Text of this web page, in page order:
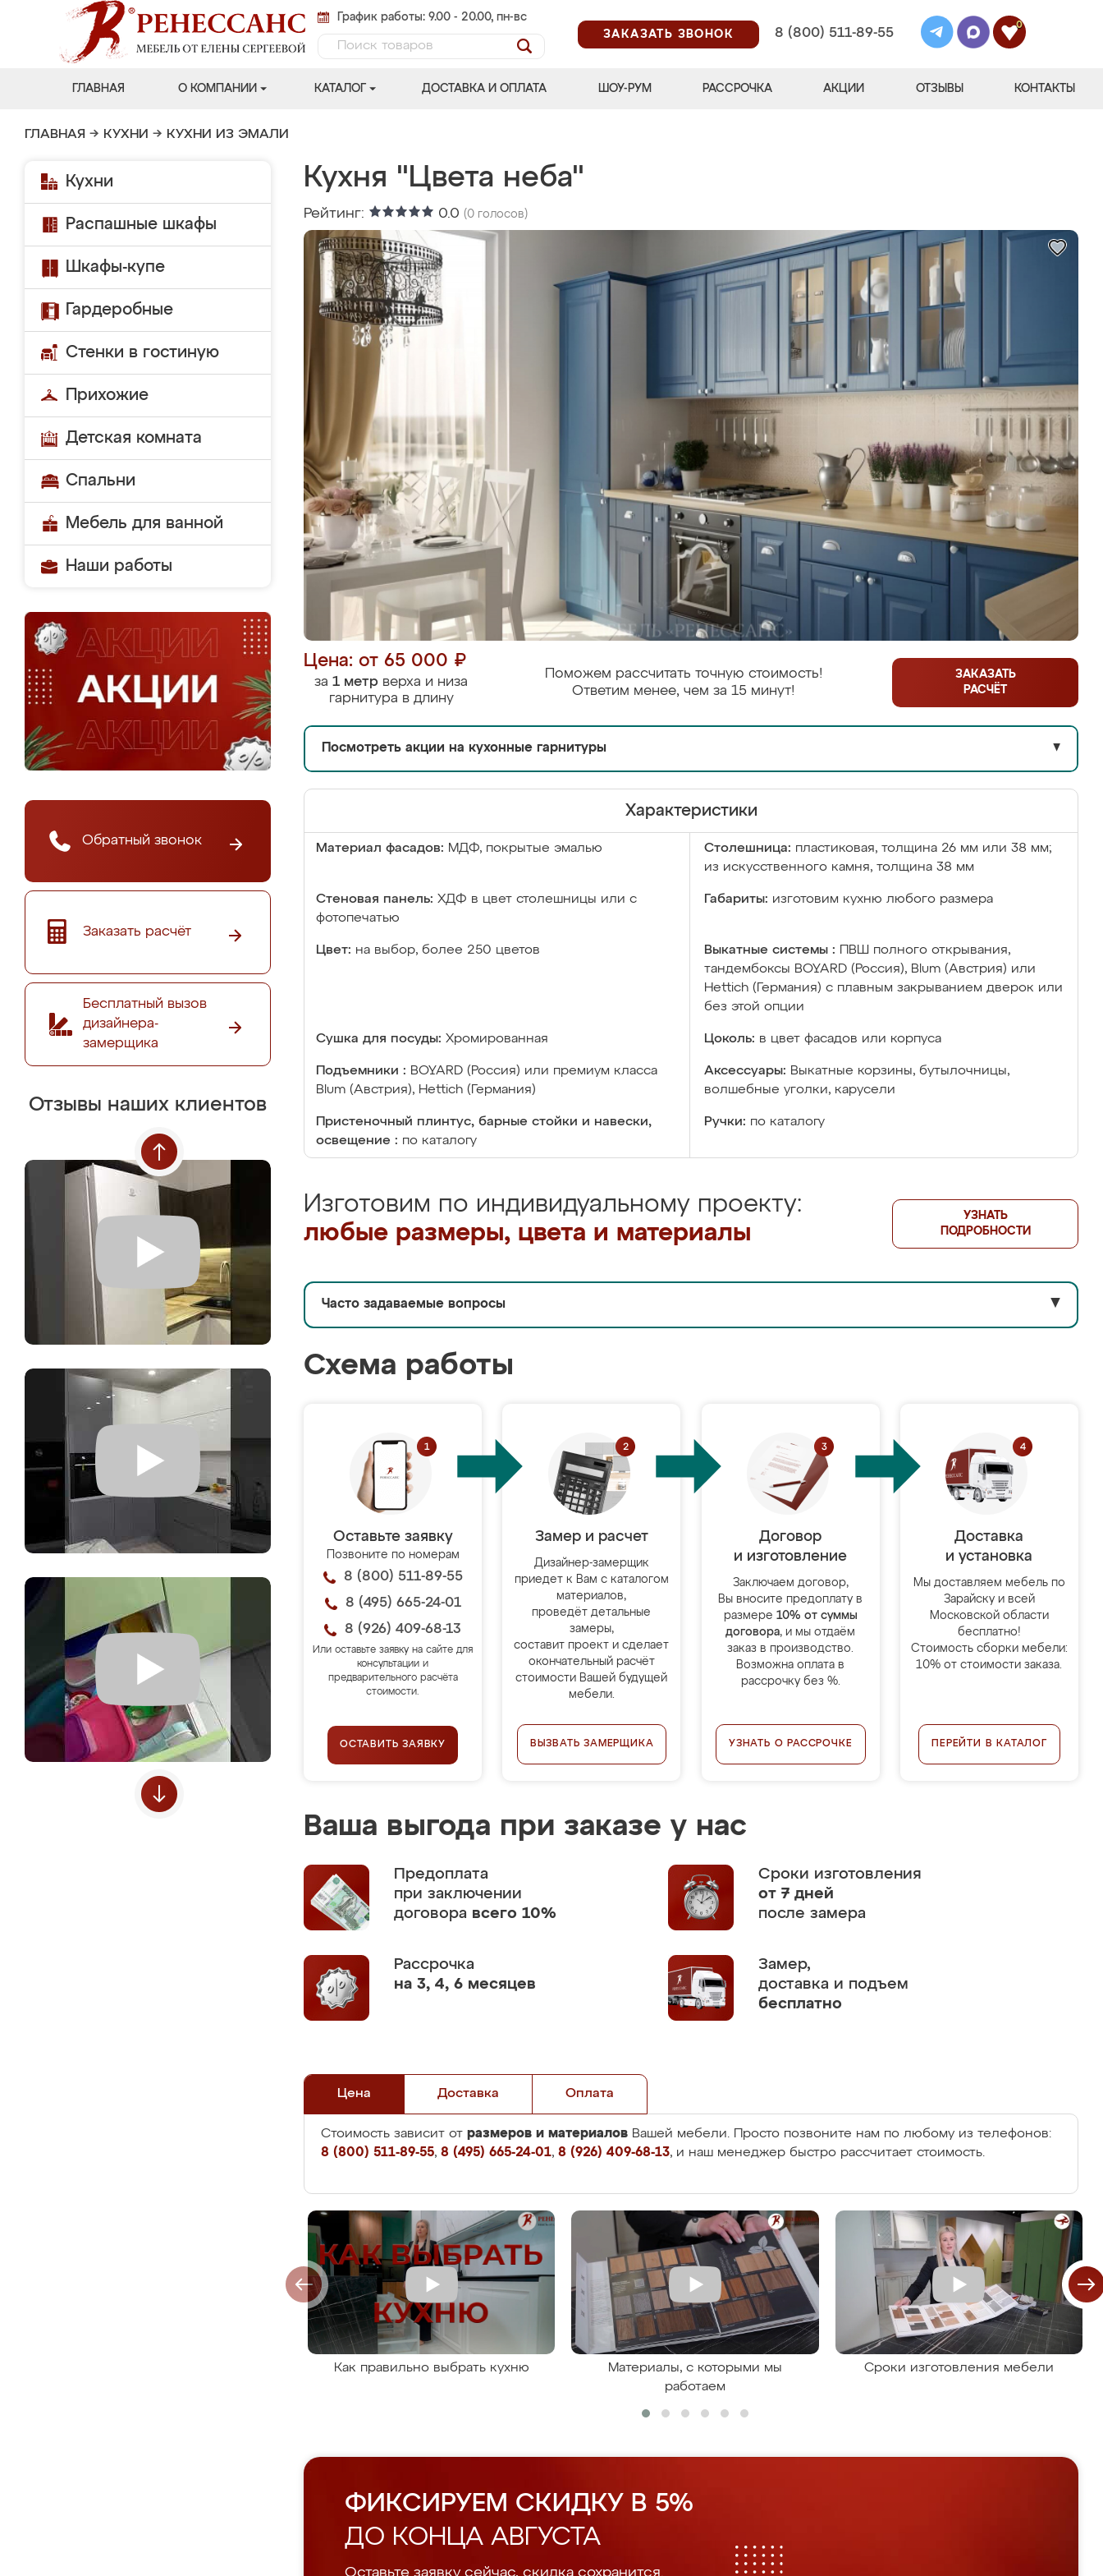
График работы: 9.00 - 20.00, пн-вс
ЗАКАЗАТЬ ЗВОНОК
8 (800) 511-89-55
0
ГЛАВНАЯ О КОМПАНИИ КАТАЛОГ ДОСТАВКА И ОПЛАТА ШОУ-РУМ РАССРОЧКА АКЦИИ ОТЗЫВЫ КОНТАКТЫ
ГЛАВНАЯ → КУХНИ → КУХНИ ИЗ ЭМАЛИ
Кухни
Распашные шкафы
Шкафы-купе
Гардеробные
Стенки в гостиную
Прихожие
Детская комната
Спальни
Мебель для ванной
Наши работы
Обратный звонок
Заказать расчёт
Бесплатный вызов
дизайнера-
замерщика
Отзывы наших клиентов
Кухня "Цвета неба"
Рейтинг: 0.0 (0 голосов)
Цена: от 65 000 ₽
за 1 метр верха и низа
гарнитура в длину
Поможем рассчитать точную стоимость!
Ответим менее, чем за 15 минут!
ЗАКАЗАТЬ
РАСЧЁТ
Посмотреть акции на кухонные гарнитуры ▼
Характеристики
Материал фасадов: МДФ, покрытые эмалью Столешница: пластиковая, толщина 26 мм или 38 мм;
из искусственного камня, толщина 38 мм
Стеновая панель: ХДФ в цвет столешницы или с
фотопечатью
Габариты: изготовим кухню любого размера
Цвет: на выбор, более 250 цветов Выкатные системы :
ПВШ полного открывания,
тандембоксы BOYARD (Россия), Blum (Австрия) или
Hettich (Германия) с плавным закрыванием дверок или
без этой опции
Сушка для посуды: Хромированная Цоколь: в цвет фасадов или корпуса
Подъемники : BOYARD (Россия) или премиум класса
Blum (Австрия), Hettich (Германия)
Аксессуары: Выкатные корзины, бутылочницы,
волшебные уголки, карусели
Пристеночный плинтус, барные стойки и навески,
освещение : по каталогу
Ручки: по каталогу
Изготовим по индивидуальному проекту:
любые размеры, цвета и материалы
УЗНАТЬ
ПОДРОБНОСТИ
Часто задаваемые вопросы ▼
Схема работы
Оставьте заявку
Позвоните по номерам
8 (800) 511-89-55
8 (495) 665-24-01
8 (926) 409-68-13
Или оставьте заявку на сайте для
консультации и
предварительного расчёта
стоимости.
ОСТАВИТЬ ЗАЯВКУ
Замер и расчет
Дизайнер-замерщик
приедет к Вам с каталогом
материалов,
проведёт детальные
замеры,
составит проект и сделает
окончательный расчёт
стоимости Вашей будущей
мебели.
ВЫЗВАТЬ ЗАМЕРЩИКА
Договор
и изготовление
Заключаем договор,
Вы вносите предоплату в
размере 10% от суммы
договора, и мы отдаём
заказ в производство.
Возможна оплата в
рассрочку без %.
УЗНАТЬ О РАССРОЧКЕ
Доставка
и установка
Мы доставляем мебель по
Зарайску и всей
Московской области
бесплатно!
Стоимость сборки мебели:
10% от стоимости заказа.
ПЕРЕЙТИ В КАТАЛОГ
Ваша выгода при заказе у нас
Предоплата
при заключении
договора всего 10%
Сроки изготовления
от 7 дней
после замера
Рассрочка
на 3, 4, 6 месяцев
Замер,
доставка и подъем
бесплатно
Цена Доставка Оплата
Стоимость зависит от размеров и материалов Вашей мебели. Просто позвоните нам по любому из телефонов:
8 (800) 511-89-55, 8 (495) 665-24-01, 8 (926) 409-68-13, и наш менеджер быстро рассчитает стоимость.
Как правильно выбрать кухню
Материалы, с которыми мы
работаем
Сроки изготовления мебели
ФИКСИРУЕМ СКИДКУ В 5%
ДО КОНЦА АВГУСТА
Оставьте заявку сейчас, скидка сохранится.